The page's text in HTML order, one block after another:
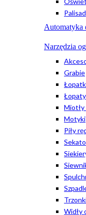
Automatyka
Narzędzia
Grabie
Miotły
Motyki
Piły
Widły